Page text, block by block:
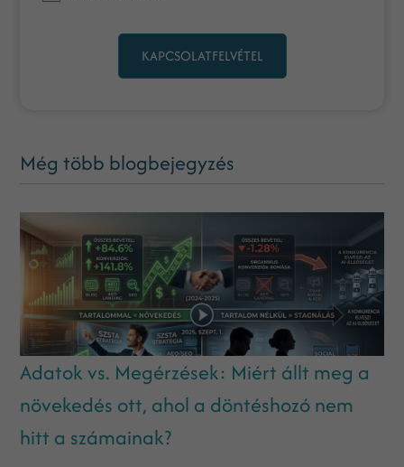
KAPCSOLATFELVÉTEL
Még több blogbejegyzés
Adatok vs. Megérzések: Miért állt meg a
növekedés ott, ahol a döntéshozó nem
hitt a számainak?